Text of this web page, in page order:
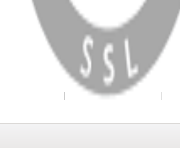
Facebook Instagram YouTube
Dükkan Hifi. Tüm Hakları Saklıdır
Kullanım Koşulları ve Gizlilik